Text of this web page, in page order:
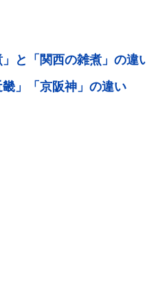
」と「関西の雑煮」の違
畿」「京阪神」の違い